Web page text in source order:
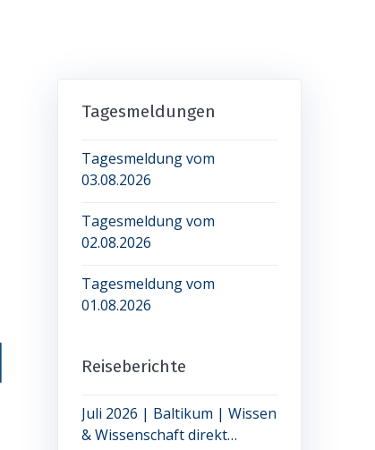
Tagesmeldungen
Tagesmeldung vom
03.08.2026
Tagesmeldung vom
02.08.2026
Tagesmeldung vom
01.08.2026
Reiseberichte
Juli 2026 | Baltikum | Wissen
& Wissenschaft direkt